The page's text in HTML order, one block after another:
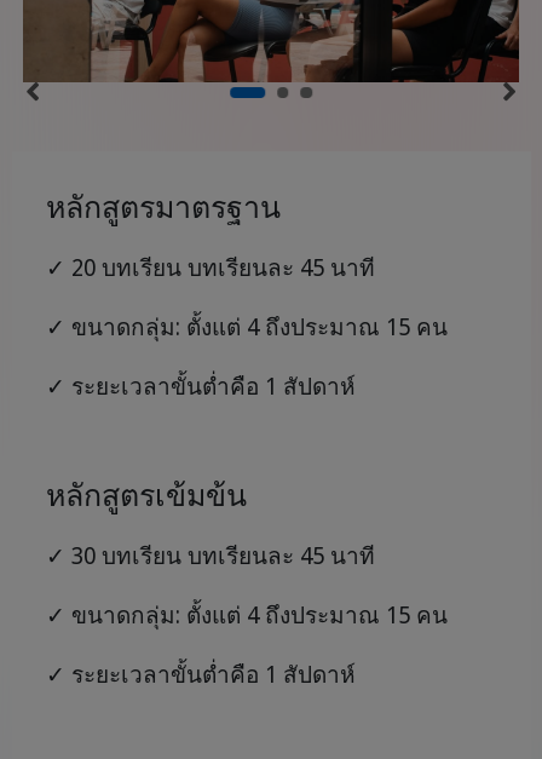
หลักสูตรมาตรฐาน
✓ 20 บทเรียน บทเรียนละ 45 นาที
✓ ขนาดกลุ่ม: ตั้งแต่ 4 ถึงประมาณ 15 คน
✓ ระยะเวลาขั้นต่ำคือ 1 สัปดาห์
หลักสูตรเข้มข้น
✓ 30 บทเรียน บทเรียนละ 45 นาที
✓ ขนาดกลุ่ม: ตั้งแต่ 4 ถึงประมาณ 15 คน
✓ ระยะเวลาขั้นต่ำคือ 1 สัปดาห์